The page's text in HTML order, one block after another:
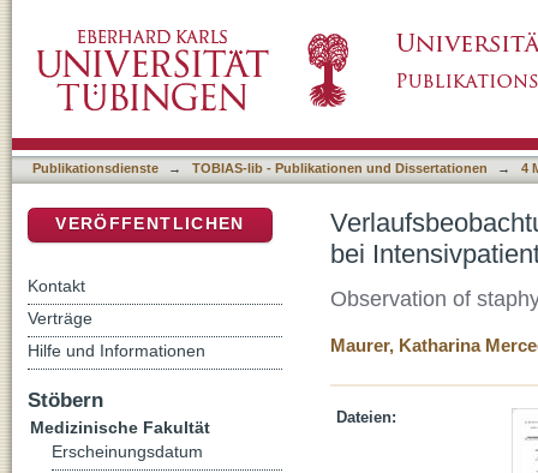
gesunden Probanden
Publikationsdienste → TOBIAS-lib - Publikationen und Dissertationen → 4
bei
Observation of
Maurer, Katharina
Dateien:
VERÖFFENTLICHEN
Kontakt
Verträge
Hilfe und Informationen
Stöbern
Medizinische Fakultät
Erscheinungsdatum